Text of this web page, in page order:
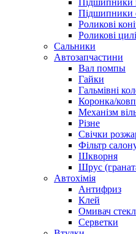
Підшипники
Підшипники
Роликові
Роликові
Сальники
Автозапчастини
Вал помпы
Гайки
Гальмівні
Коронка/
Механізм
Різне
Свічки
Фільтр
Шкворня
Шрус
Автохімія
Антифриз
Клей
Омивач
Серветки